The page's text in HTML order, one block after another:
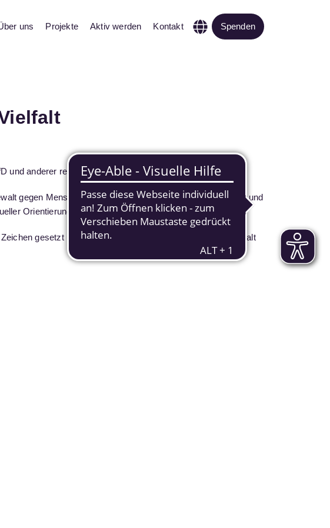
uns Projekte Aktiv werden Kontakt Spenden
und anderer rechter Parteien.
gegen Menschen aufgrund von Behinderung, psychischer und
Orientierung und geschlechtlicher Identität.
gesetzt und die Erklärung für Menschlichkeit und Vielfalt